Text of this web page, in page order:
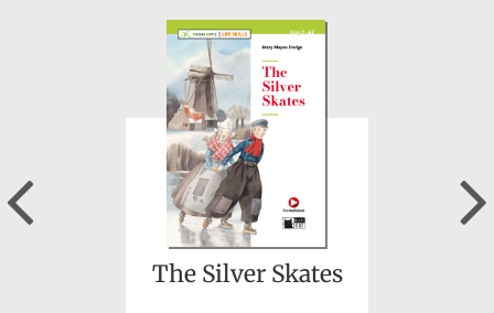
The Silver Skates
Previous